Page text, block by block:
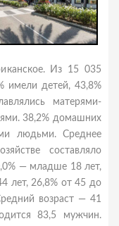
Из 15 035
имели детей, 43,8%
матерями-
38,2% домашних
людьми. Среднее
составляло
— младше 18 лет,
лет, 26,8% от 45 до
возраст — 41
83,5 мужчин.